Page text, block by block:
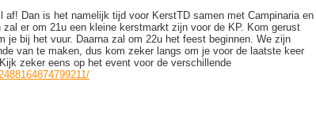
af! Dan is het namelijk tijd voor KerstTD samen met Campinaria en
er om 21u een kleine kerstmarkt zijn voor de KP. Kom gerust
je bij het vuur. Daarna zal om 22u het feest beginnen. We zijn
van te maken, dus kom zeker langs om je voor de laatste keer
zeker eens op het event voor de verschillende